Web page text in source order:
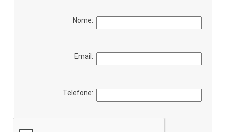
Nome:
Email:
Telefone: